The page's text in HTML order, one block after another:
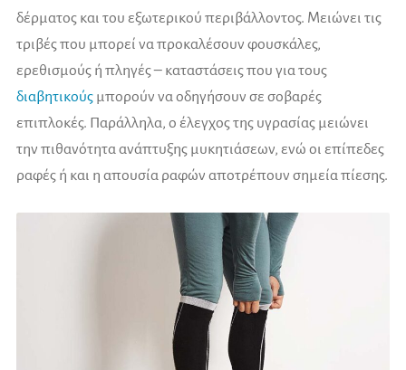
δέρματος και του εξωτερικού περιβάλλοντος. Μειώνει τις
τριβές που μπορεί να προκαλέσουν φουσκάλες,
ερεθισμούς ή πληγές – καταστάσεις που για τους
διαβητικούς μπορούν να οδηγήσουν σε σοβαρές
επιπλοκές. Παράλληλα, ο έλεγχος της υγρασίας μειώνει
την πιθανότητα ανάπτυξης μυκητιάσεων, ενώ οι επίπεδες
ραφές ή και η απουσία ραφών αποτρέπουν σημεία πίεσης.